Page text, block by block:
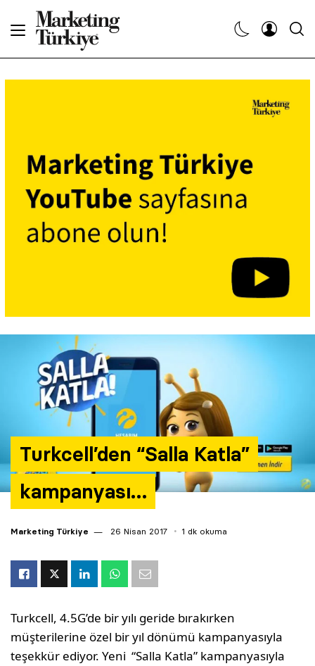
Turkcell’den “Salla Katla”
kampanyası…
Marketing Türkiye 26 Nisan 2017 1 dk okuma
Turkcell, 4.5G’de bir yılı geride bırakırken
müşterilerine özel bir yıl dönümü kampanyasıyla
teşekkür ediyor. Yeni “Salla Katla” kampanyasıyla
Dergiler
Etkinlikler
Araştırma